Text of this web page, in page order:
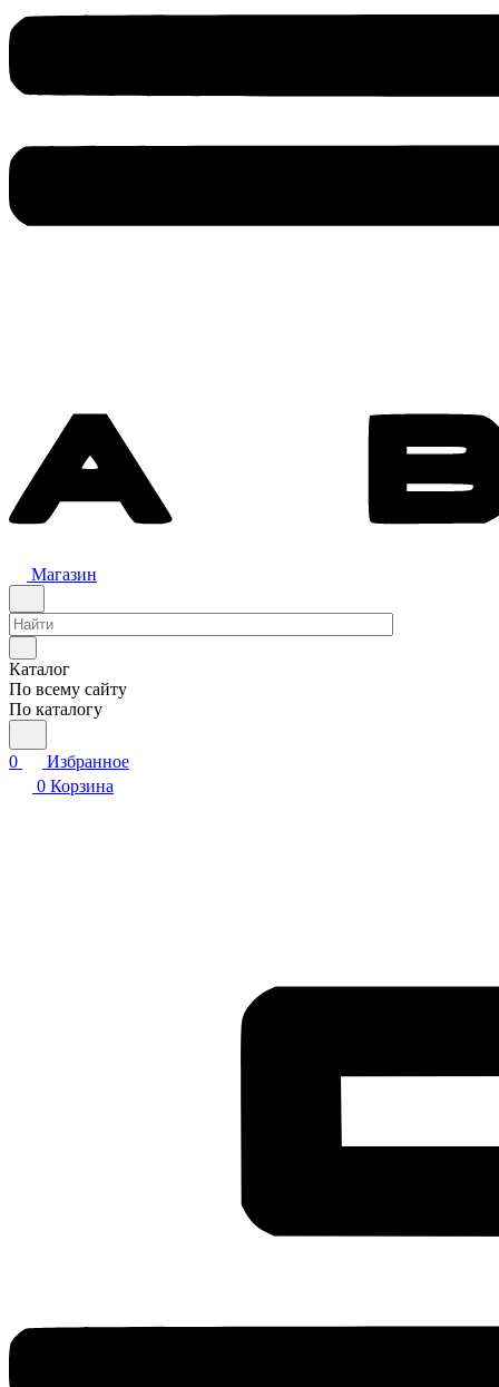
Магазин
Каталог
По всему сайту
По каталогу
0
Избранное
0 Корзина